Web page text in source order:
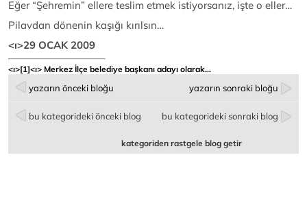
Eğer “Şehremin” ellere teslim etmek istiyorsanız, işte o eller…
Pilavdan dönenin kaşığı kırılsın…
<ı>29 OCAK 2009
<ı>[1]<ı> Merkez İlçe belediye başkanı adayı olarak…
yazarın önceki bloğu yazarın sonraki bloğu
bu kategorideki önceki blog bu kategorideki sonraki blog
kategoriden rastgele blog getir